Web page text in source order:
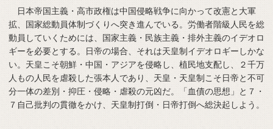
日本帝国主義・高市政権は中国侵略戦争に向かって改憲と大軍
拡、国家総動員体制づくりへ突き進んでいる。労働者階級人民を総
動員していくためには、国家主義・民族主義・排外主義のイデオロ
ギーを必要とする。日帝の場合、それは天皇制イデオロギーしかな
い。天皇こそ朝鮮・中国・アジアを侵略し、植民地支配し、２千万
人もの人民を虐殺した張本人であり、天皇・天皇制こそ日帝と不可
分一体の差別・抑圧・侵略・虐殺の元凶だ。「血債の思想」と７・
７自己批判の貫徹をかけ、天皇制打倒・日帝打倒へ総決起しよう。